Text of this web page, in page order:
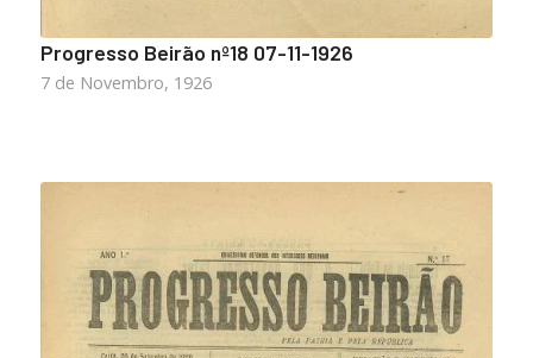
Progresso Beirão nº18 07-11-1926
7 de Novembro, 1926